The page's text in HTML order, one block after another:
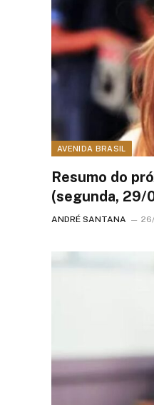
AVENIDA BRASIL
Resumo do
(segunda, 29/
ANDRÉ SANTANA